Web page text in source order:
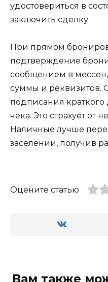
удостовериться в
заключить сделку.
При прямом
подтверждение
сообщением в
суммы и реквизитов.
подписания краткого
чека. Это страхует от
Наличные лучше
заселении, получив
Оцените статью
Вам также